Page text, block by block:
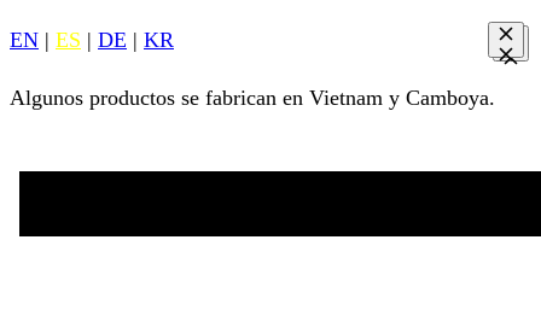
EN | ES | DE | KR
Algunos productos se fabrican en Vietnam y Camboya.